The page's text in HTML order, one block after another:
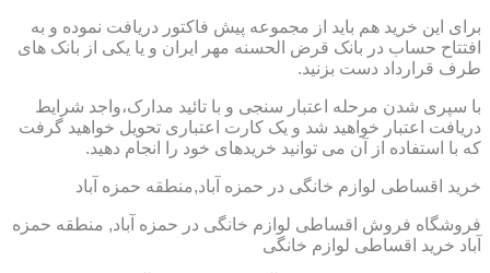
برای این خرید هم باید از مجموعه پیش فاکتور دریافت نموده و به
افتتاح حساب در بانک قرض الحسنه مهر ایران و یا یکی از بانک های
طرف قرارداد دست بزنید.
با سپری شدن مرحله اعتبار سنجی و با تائید مدارک،واجد شرایط
دریافت اعتبار خواهید شد و یک کارت اعتباری تحویل خواهید گرفت
که با استفاده از آن می توانید خریدهای خود را انجام دهید.
خرید اقساطی لوازم خانگی در حمزه آباد,منطقه حمزه آباد
فروشگاه فروش اقساطی لوازم خانگی در حمزه آباد, منطقه حمزه
آباد خرید اقساطی لوازم خانگی